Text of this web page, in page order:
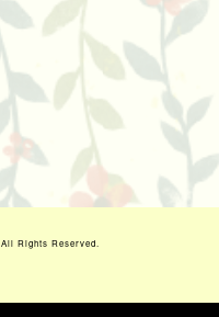
All Rights Reserved.